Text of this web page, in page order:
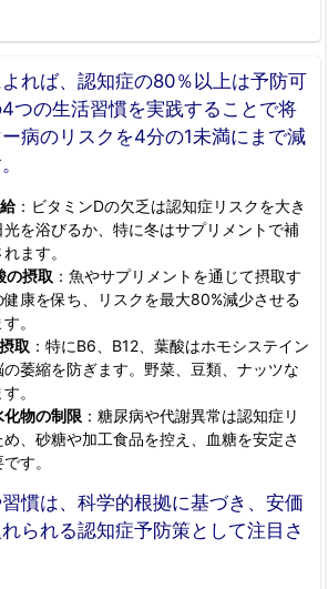
れば、認知症の80％以上は予防可
つの生活習慣を実践することで将
病のリスクを4分の1未満にまで減
：ビタミンDの欠乏は認知症リスクを大き
光を浴びるか、特に冬はサプリメントで補
ます。
の摂取 ：魚やサプリメントを通じて摂取す
康を保ち、リスクを最大80%減少させる
。
取 ：特にB6、B12、葉酸はホモシステイン
萎縮を防ぎます。野菜、豆類、ナッツな
。
物の制限：糖尿病や代謝異常は認知症リ
、砂糖や加工食品を控え、血糖を安定さ
す。
慣は、科学的根拠に基づき、安価
られる認知症予防策として注目さ